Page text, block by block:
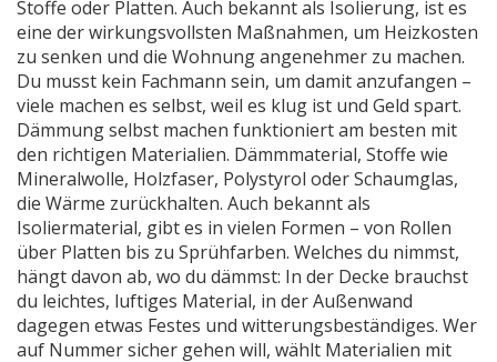
Stoffe oder Platten. Auch bekannt als Isolierung, ist es
eine der wirkungsvollsten Maßnahmen, um Heizkosten
zu senken und die Wohnung angenehmer zu machen.
Du musst kein Fachmann sein, um damit anzufangen –
viele machen es selbst, weil es klug ist und Geld spart.
Dämmung selbst machen funktioniert am besten mit
den richtigen Materialien. Dämmmaterial, Stoffe wie
Mineralwolle, Holzfaser, Polystyrol oder Schaumglas,
die Wärme zurückhalten. Auch bekannt als
Isoliermaterial, gibt es in vielen Formen – von Rollen
über Platten bis zu Sprühfarben. Welches du nimmst,
hängt davon ab, wo du dämmst: In der Decke brauchst
du leichtes, luftiges Material, in der Außenwand
dagegen etwas Festes und witterungsbeständiges. Wer
auf Nummer sicher gehen will, wählt Materialien mit